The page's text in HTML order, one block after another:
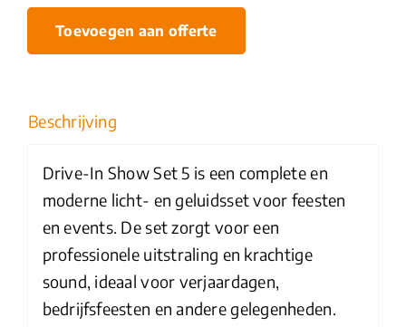
Toevoegen aan offerte
Beschrijving
Drive-In Show Set 5 is een complete en
moderne licht- en geluidsset voor feesten
en events. De set zorgt voor een
professionele uitstraling en krachtige
sound, ideaal voor verjaardagen,
bedrijfsfeesten en andere gelegenheden.